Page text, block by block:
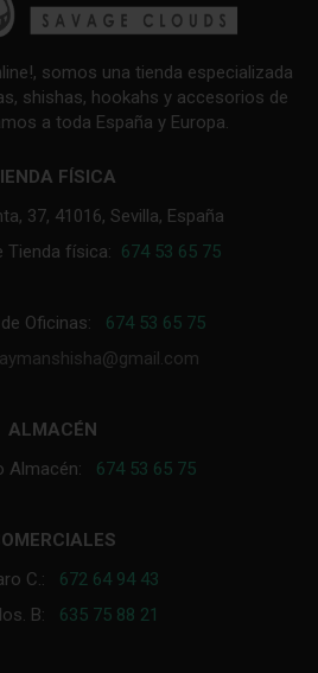
somos una tienda especializada
shishas, hookahs y accesorios de
a toda España y Europa.
FÍSICA
37, 41016, Sevilla, España
Tienda física: 674 53 65 75
Oficinas: 674 53 65 75
ALMACÉN
Almacén: 674 53 65 75
C.: 672 64 94 43
B: 635 75 88 21